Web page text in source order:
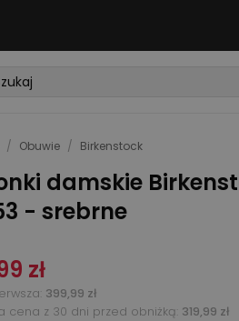
/ Obuwie / Birkenstock
damskie
- srebrne
zł
399,99 zł
cena z 30 dni przed obniżką: 319,99 zł